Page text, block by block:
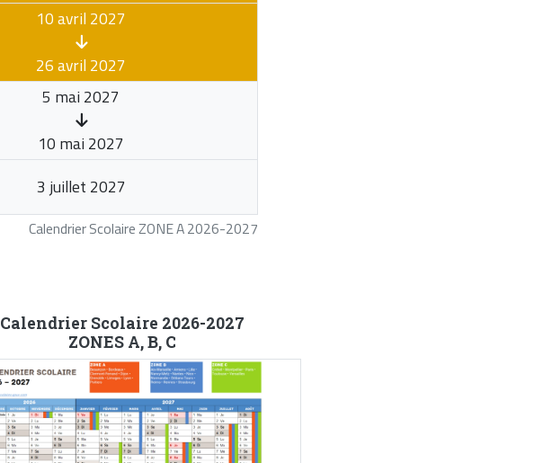
Calendrier Scolaire ZONE A 2026-2027
10 avril 2027
26 avril 2027
5 mai 2027
10 mai 2027
3 juillet 2027
Calendrier Scolaire 2026-2027
ZONES A, B, C